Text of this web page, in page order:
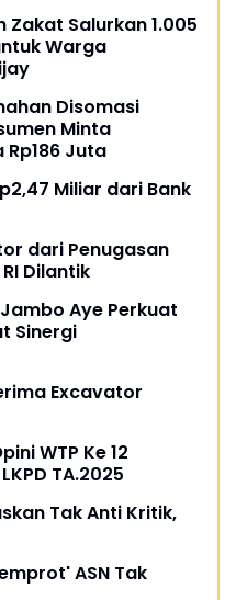
Zakat Salurkan 1.005
Warga
Disomasi
Minta
Juta
Miliar dari Bank
dari Penugasan
Dilantik
Jambo Aye Perkuat
Sinergi
Excavator
WTP Ke 12
TA.2025
Tak Anti Kritik,
ASN Tak